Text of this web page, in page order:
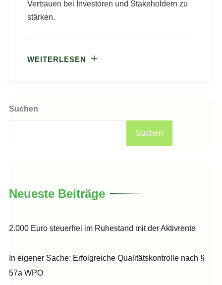
Vertrauen bei Investoren und Stakeholdern zu
stärken.
WEITERLESEN
Suchen
Suchen
Neueste Beiträge
2.000 Euro steuerfrei im Ruhestand mit der Aktivrente
In eigener Sache: Erfolgreiche Qualitätskontrolle nach §
57a WPO